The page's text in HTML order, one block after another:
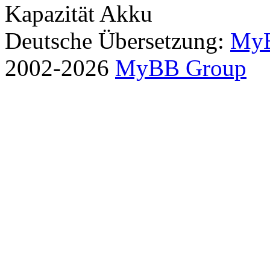
Kapazität Akku
Deutsche Übersetzung:
2002-2026 MyBB Group